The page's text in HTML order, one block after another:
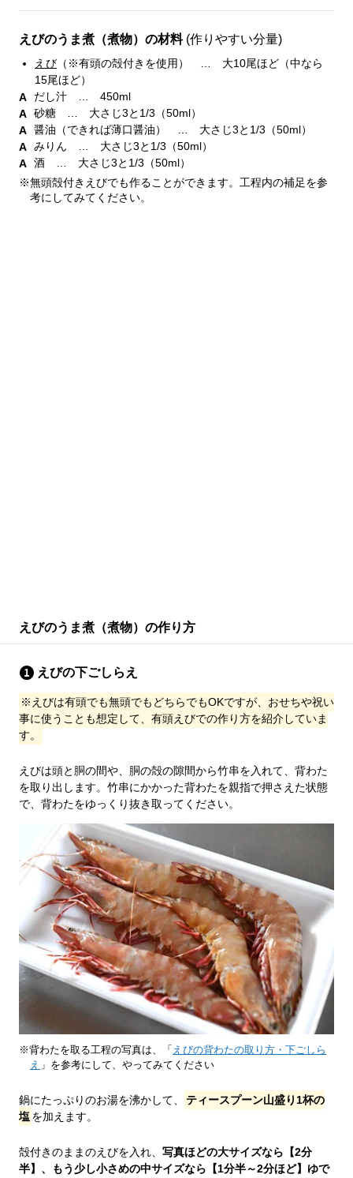
えびのうま煮（煮物）の材料 (作りやすい分量)
えび （※有頭の殻付きを使用） … 大10尾ほど（中なら
15尾ほど）
だし汁 … 450ml
砂糖 … 大さじ3と1/3（50ml）
醤油（できれば薄口醤油） … 大さじ3と1/3（50ml）
みりん … 大さじ3と1/3（50ml）
酒 … 大さじ3と1/3（50ml）
※無頭殻付きえびでも作ることができます。工程内の補足を参
考にしてみてください。
えびのうま煮（煮物）の作り方
えびの下ごしらえ
※えびは有頭でも無頭でもどちらでもOKですが、おせちや祝い
事に使うことも想定して、有頭えびでの作り方を紹介していま
す。
えびは頭と胴の間や、胴の殻の隙間から竹串を入れて、背わた
を取り出します。竹串にかかった背わたを親指で押さえた状態
で、背わたをゆっくり抜き取ってください。
※背わたを取る工程の写真は、「 えびの背わたの取り方・下ごしら
え 」を参考にして、やってみてください
鍋にたっぷりのお湯を沸かして、
ティースプーン山盛り1杯の
塩を加えます。
殻付きのままのえびを入れ、 写真ほどの大サイズなら【2分
半】、もう少し小さめの中サイズなら【1分半～2分ほど】ゆで